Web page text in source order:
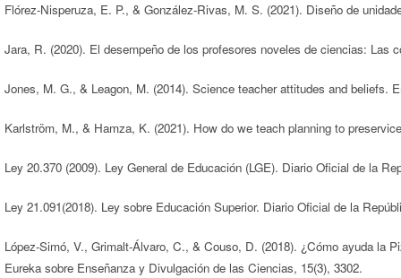
Flórez-Nisperuza, E. P., & González-Rivas, M. S. (2021). Diseño de
Jara, R. (2020). El desempeño de los profesores noveles de ciencias: Las
Jones, M. G., & Leagon, M. (2014). Science teacher attitudes and beliefs.
Karlström, M., & Hamza, K. (2021). How do we teach planning to
Ley 20.370 (2009). Ley General de Educación (LGE). Diario Oficial de la
Ley 21.091(2018). Ley sobre Educación Superior. Diario Oficial de la
López-Simó, V., Grimalt-Álvaro, C., & Couso, D. (2018). ¿Cómo ayuda la
Eureka sobre Enseñanza y Divulgación de las Ciencias, 15(3), 3302.